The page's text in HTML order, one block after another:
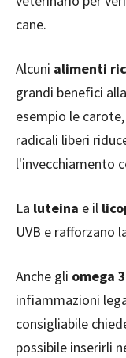
cane.
Alcuni alimenti
grandi benefici
esempio le
radicali liberi
l'invecchiamento
La luteina e il
UVB e rafforzano
Anche gli omega 3
infiammazioni
consigliabile
possibile inserirli